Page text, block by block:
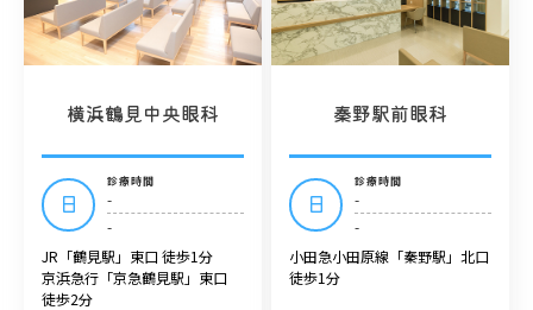
横浜鶴見中央眼科
日
診療時間
-
-
JR「鶴見駅」東口 徒歩1分
京浜急行「京急鶴見駅」東口
徒歩2分
秦野駅前眼科
日
診療時間
-
-
小田急小田原線「秦野駅」北口
徒歩1分